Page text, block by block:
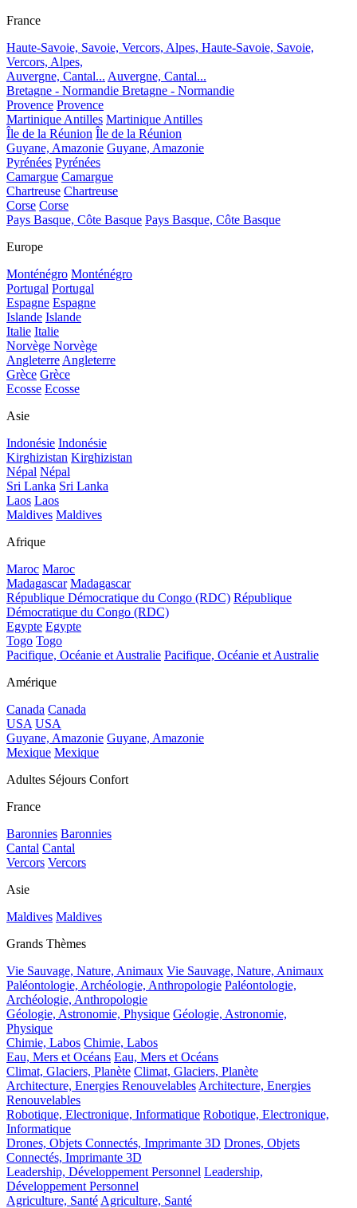
France
Haute-Savoie, Savoie, Vercors, Alpes, Haute-Savoie, Savoie,
Vercors, Alpes,
Auvergne, Cantal... Auvergne, Cantal...
Bretagne - Normandie Bretagne - Normandie
Provence Provence
Martinique Antilles Martinique Antilles
Île de la Réunion Île de la Réunion
Guyane, Amazonie Guyane, Amazonie
Pyrénées Pyrénées
Camargue Camargue
Chartreuse Chartreuse
Corse Corse
Pays Basque, Côte Basque Pays Basque, Côte Basque
Europe
Monténégro Monténégro
Portugal Portugal
Espagne Espagne
Islande Islande
Italie Italie
Norvège Norvège
Angleterre Angleterre
Grèce Grèce
Ecosse Ecosse
Asie
Indonésie Indonésie
Kirghizistan Kirghizistan
Népal Népal
Sri Lanka Sri Lanka
Laos Laos
Maldives Maldives
Afrique
Maroc Maroc
Madagascar Madagascar
République Démocratique du Congo (RDC) République
Démocratique du Congo (RDC)
Egypte Egypte
Togo Togo
Pacifique, Océanie et Australie Pacifique, Océanie et Australie
Amérique
Canada Canada
USA USA
Guyane, Amazonie Guyane, Amazonie
Mexique Mexique
Adultes Séjours Confort
France
Baronnies Baronnies
Cantal Cantal
Vercors Vercors
Asie
Maldives Maldives
Grands Thèmes
Vie Sauvage, Nature, Animaux Vie Sauvage, Nature, Animaux
Paléontologie, Archéologie, Anthropologie Paléontologie,
Archéologie, Anthropologie
Géologie, Astronomie, Physique Géologie, Astronomie,
Physique
Chimie, Labos Chimie, Labos
Eau, Mers et Océans Eau, Mers et Océans
Climat, Glaciers, Planète Climat, Glaciers, Planète
Architecture, Energies Renouvelables Architecture, Energies
Renouvelables
Robotique, Electronique, Informatique Robotique, Electronique,
Informatique
Drones, Objets Connectés, Imprimante 3D Drones, Objets
Connectés, Imprimante 3D
Leadership, Développement Personnel Leadership,
Développement Personnel
Agriculture, Santé Agriculture, Santé